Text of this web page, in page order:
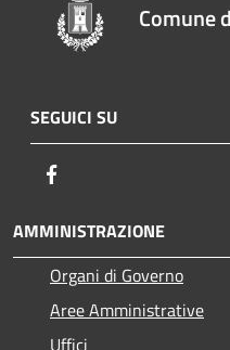
Comune
SEGUICI SU
AMMINISTRAZIONE
Organi di Governo
Aree Amministrative